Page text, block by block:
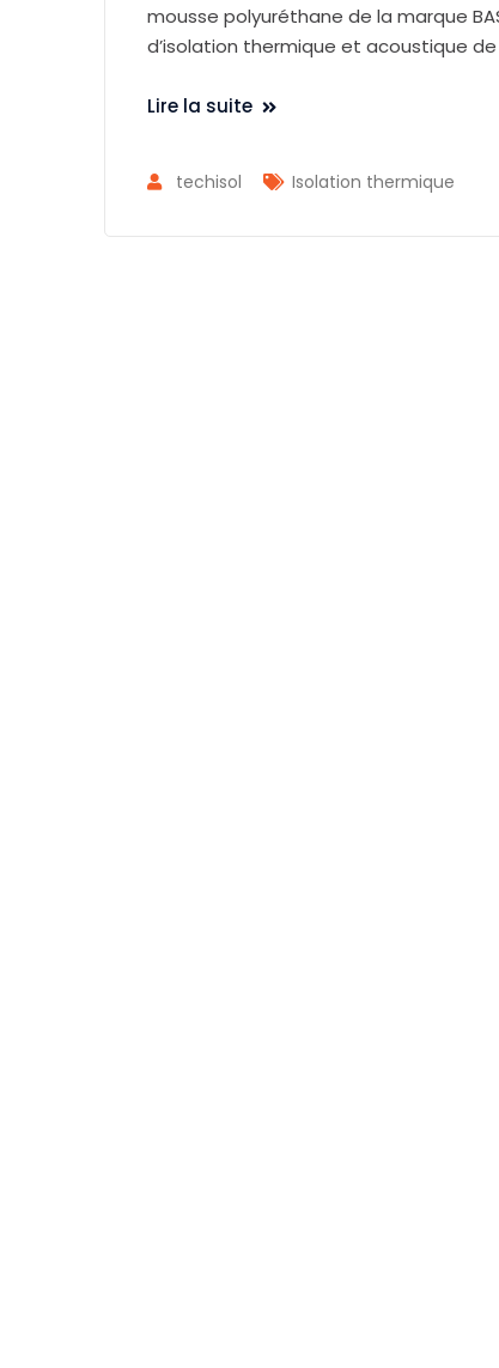
mousse polyuréthane de la marque
d’isolation thermique et acoustique
Lire la suite
techisol Isolation thermique